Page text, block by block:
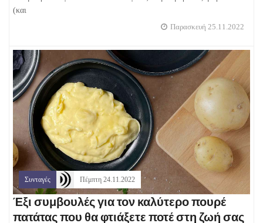
(και
Παρασκευή 25.11.2022
Συνταγές Πέμπτη 24.11.2022
Έξι συμβουλές για τον καλύτερο πουρέ
πατάτας που θα φτιάξετε ποτέ στη ζωή σας